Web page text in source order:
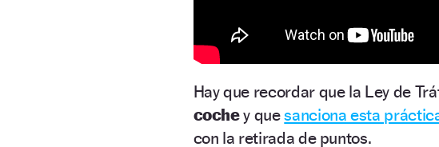
Hay que recordar que la Ley de
cochey quesanciona esta
con la retirada de puntos.